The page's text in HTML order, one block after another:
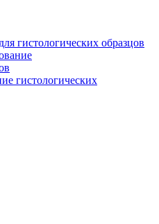
гистологических образцов
гистологических